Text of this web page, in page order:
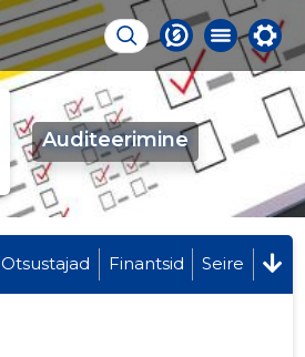
Auditeerimine
Otsustajad Finantsid Seire